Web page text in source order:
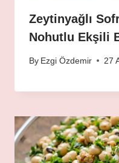
Zeytinyağlı
Nohutlu Ekşili
By Ezgi Özdemir 27